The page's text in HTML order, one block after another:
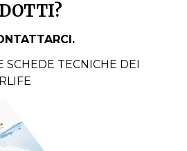
SCHEDE TECNICHE DEI